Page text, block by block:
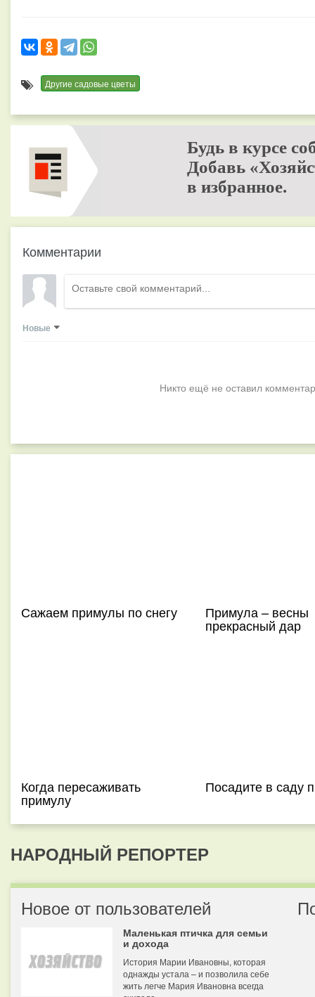
Другие садовые цветы
Будь в курсе
Добавь
в избранное.
Комментарии
Новые
Никто ещё не оставил
Сажаем примулы по снегу Примула – весны
прекрасный дар
Когда пересаживать
примулу
Посадите в саду
НАРОДНЫЙ РЕПОРТЕР
Новое от пользователей
Маленькая птичка для семьи
и дохода
История Марии Ивановны, которая
однажды устала – и позволила себе
жить легче Мария Ивановна всегда